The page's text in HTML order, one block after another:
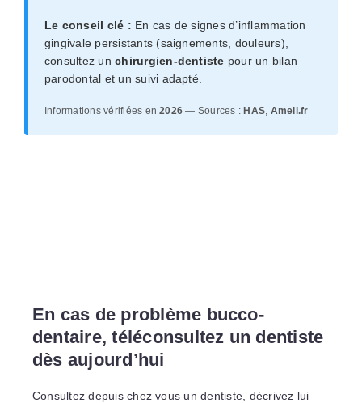
Le conseil clé : En cas de signes d’inflammation
gingivale persistants (saignements, douleurs),
consultez unchirurgien-dentiste pour un bilan
parodontal et un suivi adapté.
Informations vérifiées en2026 — Sources : HAS, Ameli.fr
En cas de problème bucco-
dentaire, téléconsultez un dentiste
dès aujourd’hui
Consultez depuis chez vous un dentiste, décrivez lui